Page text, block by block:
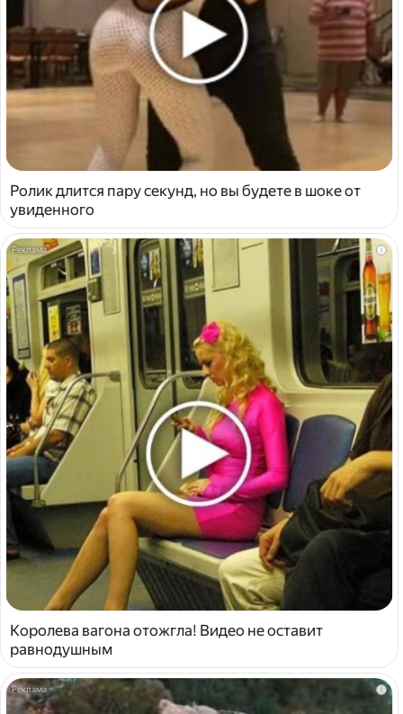
Ролик длится пару секунд, но вы будете в шоке от
увиденного
i
Королева вагона отожгла! Видео не оставит
равнодушным
i